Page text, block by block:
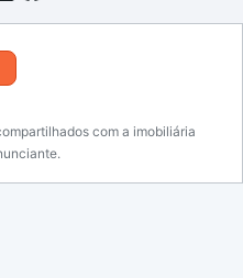
com a imobiliária